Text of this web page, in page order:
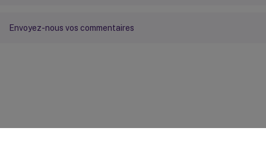
Envoyez-nous vos commentaires